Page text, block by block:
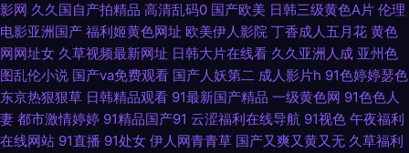
入在线 欧洲精品 精品色在线观看 91黄瓜视频在线观看 先锋资源影音AV网站
福利天堂天美福利视频 www久久香蕉 亚洲一二区 欧美日韩精品内射经典 国
产伊是大成人 国产福利合集99 91vv视频在线观看 超碰福利导航 成人涩在线
影网 久久国自产拍精品 高清乱码0 国产欧美 日韩三级黄色A片 伦理
电影亚洲国产 福利姬黄色网址 欧美伊人影院 丁香成人五月花 黄色
网网址女 久草视频最新网址 日韩大片在线看 久久亚洲人成 亚州色
图乱伦小说 国产va免费观看 国产人妖第二 成人影片h 91色婷婷瑟色
东京热狠狠草 日韩精品观看 91最新国产精品 一级黄色网 91色色人
妻 都市激情婷婷 91精品国产91 云涩福利在线导航 91视色 午夜福利
在线网站 91直播 91处女 伊人网青青草 国产又爽又黄又无 久草福利